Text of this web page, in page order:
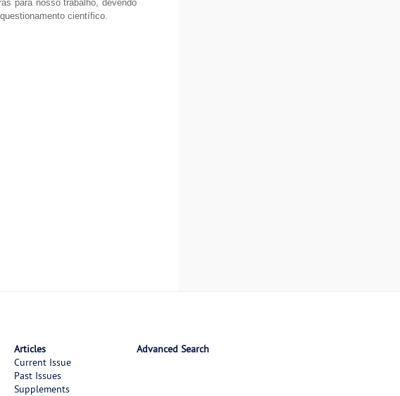
para nosso trabalho, devendo
científico.
Articles
Current Issue
Past Issues
Supplements
Advanced Search